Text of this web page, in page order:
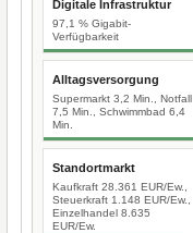
Digitale Infrastruktur
97,1 % Gigabit-
Verfügbarkeit
Alltagsversorgung
Supermarkt 3,2 Min., Notfall
7,5 Min., Schwimmbad 6,4
Min.
Standortmarkt
Kaufkraft 28.361 EUR/Ew.,
Steuerkraft 1.148 EUR/Ew.,
Einzelhandel 8.635
EUR/Ew.